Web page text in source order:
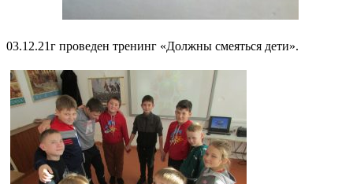
03.12.21г проведен тренинг «Должны смеяться дети».